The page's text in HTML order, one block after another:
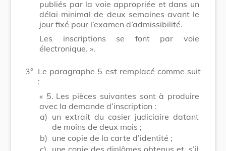
publiés par la voie appropriée et dans un
délai minimal de deux semaines avant le
jour fixé pour l’examen d’admissibilité.
Les inscriptions se font par voie
électronique. ».
3° Le paragraphe 5 est remplacé comme suit
:
« 5. Les pièces suivantes sont à produire
avec la demande d’inscription :
a) un extrait du casier judiciaire datant
de moins de deux mois ;
b) une copie de la carte d’identité ;
c)
une copie des diplômes obtenus et, s’il